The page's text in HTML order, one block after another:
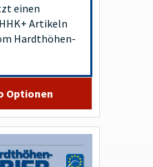
einen
Artikeln
Hardthöhen-
Optionen